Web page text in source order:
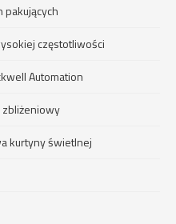
pakujących
częstotliwości
Automation
zbliżeniowy
kurtyny świetlnej